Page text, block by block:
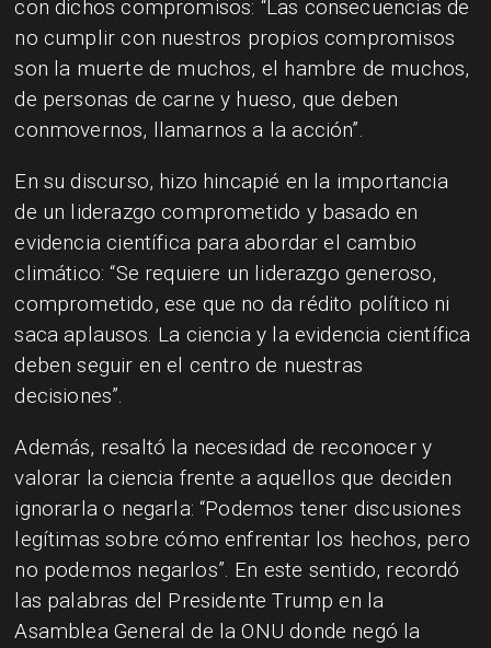
con dichos compromisos: “Las consecuencias de
no cumplir con nuestros propios compromisos
son la muerte de muchos, el hambre de muchos,
de personas de carne y hueso, que deben
conmovernos, llamarnos a la acción”.
En su discurso, hizo hincapié en la importancia
de un liderazgo comprometido y basado en
evidencia científica para abordar el cambio
climático: “Se requiere un liderazgo generoso,
comprometido, ese que no da rédito político ni
saca aplausos. La ciencia y la evidencia científica
deben seguir en el centro de nuestras
decisiones”.
Además, resaltó la necesidad de reconocer y
valorar la ciencia frente a aquellos que deciden
ignorarla o negarla: “Podemos tener discusiones
legítimas sobre cómo enfrentar los hechos, pero
no podemos negarlos”. En este sentido, recordó
las palabras del Presidente Trump en la
Asamblea General de la ONU donde negó la